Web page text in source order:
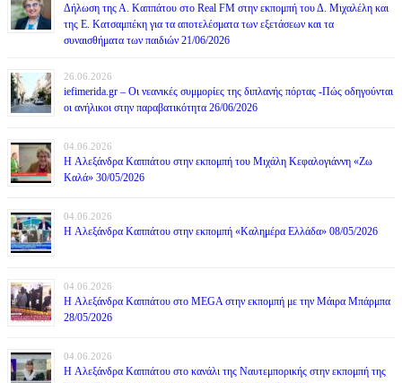
Δήλωση της Α. Καππάτου στο Real FM στην εκπομπή του Δ. Μιχαλέλη και
της Ε. Κατσαμπέκη για τα αποτελέσματα των εξετάσεων και τα
συναισθήματα των παιδιών 21/06/2026
26.06.2026
iefimerida.gr – Οι νεανικές συμμορίες της διπλανής πόρτας -Πώς οδηγούνται
οι ανήλικοι στην παραβατικότητα 26/06/2026
04.06.2026
H Αλεξάνδρα Καππάτου στην εκπομπή του Μιχάλη Κεφαλογιάννη «Ζω
Καλά» 30/05/2026
04.06.2026
H Αλεξάνδρα Καππάτου στην εκπομπή «Καλημέρα Ελλάδα» 08/05/2026
04.06.2026
H Αλεξάνδρα Καππάτου στο MEGA στην εκπομπή με την Μάιρα Mπάρμπα
28/05/2026
04.06.2026
H Αλεξάνδρα Καππάτου στο κανάλι της Ναυτεμπορικής στην εκπομπή της